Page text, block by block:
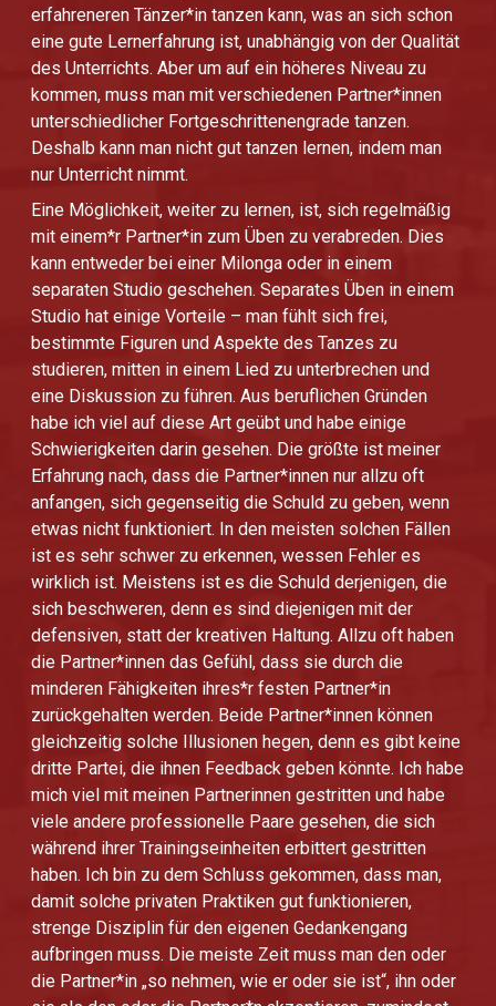
erfahreneren Tänzer*in tanzen kann, was an sich schon
eine gute Lernerfahrung ist, unabhängig von der Qualität
des Unterrichts. Aber um auf ein höheres Niveau zu
kommen, muss man mit verschiedenen Partner*innen
unterschiedlicher Fortgeschrittenengrade tanzen.
Deshalb kann man nicht gut tanzen lernen, indem man
nur Unterricht nimmt.
Eine Möglichkeit, weiter zu lernen, ist, sich regelmäßig
mit einem*r Partner*in zum Üben zu verabreden. Dies
kann entweder bei einer Milonga oder in einem
separaten Studio geschehen. Separates Üben in einem
Studio hat einige Vorteile – man fühlt sich frei,
bestimmte Figuren und Aspekte des Tanzes zu
studieren, mitten in einem Lied zu unterbrechen und
eine Diskussion zu führen. Aus beruflichen Gründen
habe ich viel auf diese Art geübt und habe einige
Schwierigkeiten darin gesehen. Die größte ist meiner
Erfahrung nach, dass die Partner*innen nur allzu oft
anfangen, sich gegenseitig die Schuld zu geben, wenn
etwas nicht funktioniert. In den meisten solchen Fällen
ist es sehr schwer zu erkennen, wessen Fehler es
wirklich ist. Meistens ist es die Schuld derjenigen, die
sich beschweren, denn es sind diejenigen mit der
defensiven, statt der kreativen Haltung. Allzu oft haben
die Partner*innen das Gefühl, dass sie durch die
minderen Fähigkeiten ihres*r festen Partner*in
zurückgehalten werden. Beide Partner*innen können
gleichzeitig solche Illusionen hegen, denn es gibt keine
dritte Partei, die ihnen Feedback geben könnte. Ich habe
mich viel mit meinen Partnerinnen gestritten und habe
viele andere professionelle Paare gesehen, die sich
während ihrer Trainingseinheiten erbittert gestritten
haben. Ich bin zu dem Schluss gekommen, dass man,
damit solche privaten Praktiken gut funktionieren,
strenge Disziplin für den eigenen Gedankengang
aufbringen muss. Die meiste Zeit muss man den oder
die Partner*in „so nehmen, wie er oder sie ist“, ihn oder